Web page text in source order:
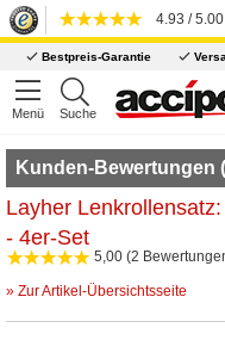
4.93 / 5.00
Bestpreis-Garantie
Menü Suche
Kunden-Bewertungen
Layher
- 4er-Set
5,00 (2
» Zur Artikel-Übersichtsseite